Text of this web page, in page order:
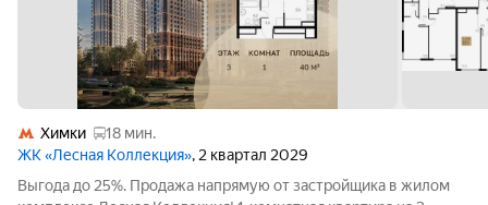
Химки
18 мин.
ЖК «Лесная Коллекция», 2 квартал 2029
Выгода до 25%. Продажа напрямую от застройщика в жилом